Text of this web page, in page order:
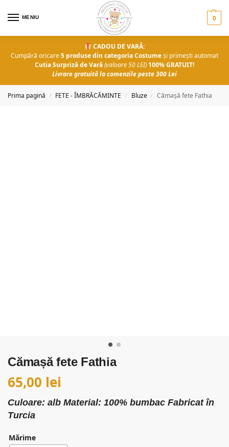
MENIU 0
CADOU DE VARĂ:
Cumpără oricare5 produse din categoria Costumeși primești automat
Cutia Surpriză de Vară(valoare 50 LEI) 100% GRATUIT!
Livrare gratuită la comenzile peste 300 Lei
Prima pagină / FETE - ÎMBRĂCĂMINTE / Bluze / Cămașă fete Fathia
Cămașă fete Fathia
65,00 lei
Culoare: alb Material: 100% bumbac Fabricat în
Turcia
Mărime